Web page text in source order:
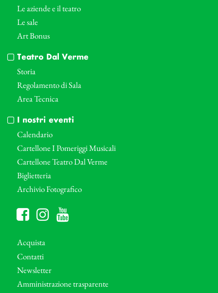
Le aziende e il teatro
Le sale
Art Bonus
Teatro Dal Verme
Storia
Regolamento di Sala
Area Tecnica
I nostri eventi
Calendario
Cartellone I Pomeriggi Musicali
Cartellone Teatro Dal Verme
Biglietteria
Archivio Fotografico
Acquista
Contatti
Newsletter
Amministrazione trasparente